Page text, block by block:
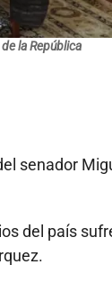
la República
senador
del país